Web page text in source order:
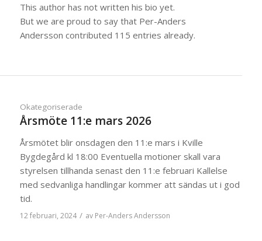
This author has not written his bio yet.
But we are proud to say that Per-Anders
Andersson contributed 115 entries already.
Okategoriserade
Årsmöte 11:e mars 2026
Årsmötet blir onsdagen den 11:e mars i Kville
Bygdegård kl 18:00 Eventuella motioner skall vara
styrelsen tillhanda senast den 11:e februari Kallelse
med sedvanliga handlingar kommer att sändas ut i god
tid.
12 februari, 2024 / av Per-Anders Andersson